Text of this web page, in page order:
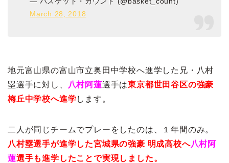
March 28, 2018
地元富山県の富山市立奥田中学校へ進学した兄・八村
塁選手に対し、
八村阿蓮選手は東京都世田谷区の強豪
梅丘中学校へ進学します。
二人が同じチームでプレーをしたのは、１年間のみ。
八村塁選手が進学した宮城県の強豪 明成高校へ八村阿
蓮選手も進学したことで実現しました。